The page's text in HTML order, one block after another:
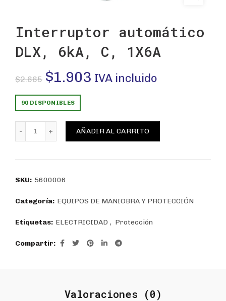
Interruptor automático
DLX, 6kA, C, 1X6A
$2.665 El
precio
original
era:
$1.903 El
actual
es:
IVA incluido
90 DISPONIBLES
Interruptor automático DLX, 6kA, C, 1X6A cantidad
AÑADIR AL CARRITO
SKU: 5600006
Categoría: EQUIPOS DE MANIOBRA Y PROTECCIÓN
Etiquetas: ELECTRICIDAD , Protección
Compartir
Valoraciones (0)